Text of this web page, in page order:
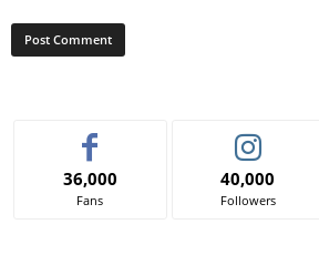
36,000
Fans
40,000
Followers